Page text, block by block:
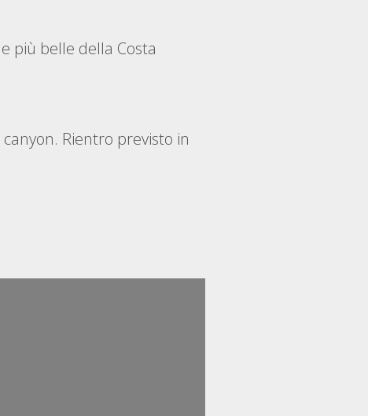
più belle della Costa
Rientro previsto in